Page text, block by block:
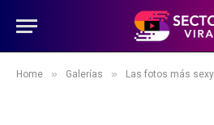
Home » Galerías » Las fotos más